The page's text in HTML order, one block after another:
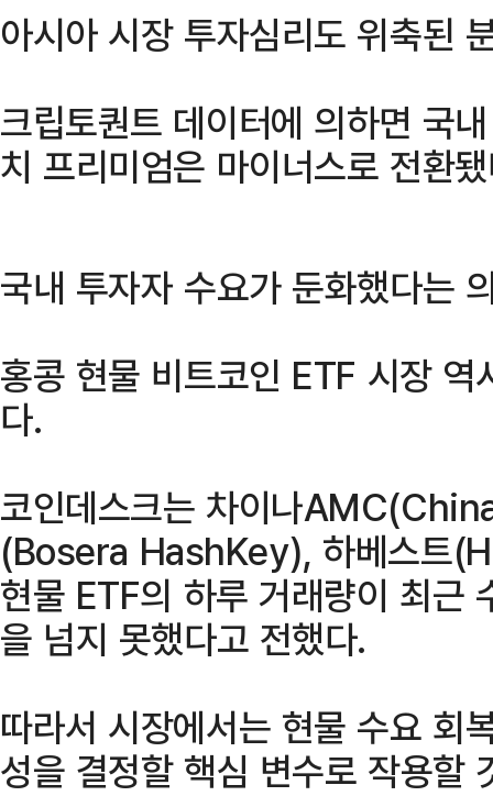
아시아 시장 투자심리도 위축된
크립토퀀트 데이터에 의하면 국
치 프리미엄은 마이너스로 전환
국내 투자자 수요가 둔화했다는
홍콩 현물 비트코인 ETF 시장
다.
코인데스크는 차이나
(Bosera HashKey), 하베스트
현물 ETF의 하루 거래량이 최근
을 넘지 못했다고 전했다.
따라서 시장에서는 현물 수요 회
성을 결정할 핵심 변수로 작용할